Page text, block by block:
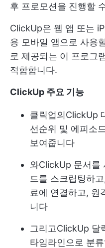
후 프로모션을 진행할
ClickUp은 웹 앱 또는
용 모바일 앱으로 사용
로 제공되는 이 프로그
적합합니다.
ClickUp 주요 기능
클릭업의ClickUp
선순위 및 에피소
보여줍니다
와ClickUp 문서를
드를 스크립팅하
료에 연결하고, 원
니다
그리고ClickUp 달
타임라인으로 분